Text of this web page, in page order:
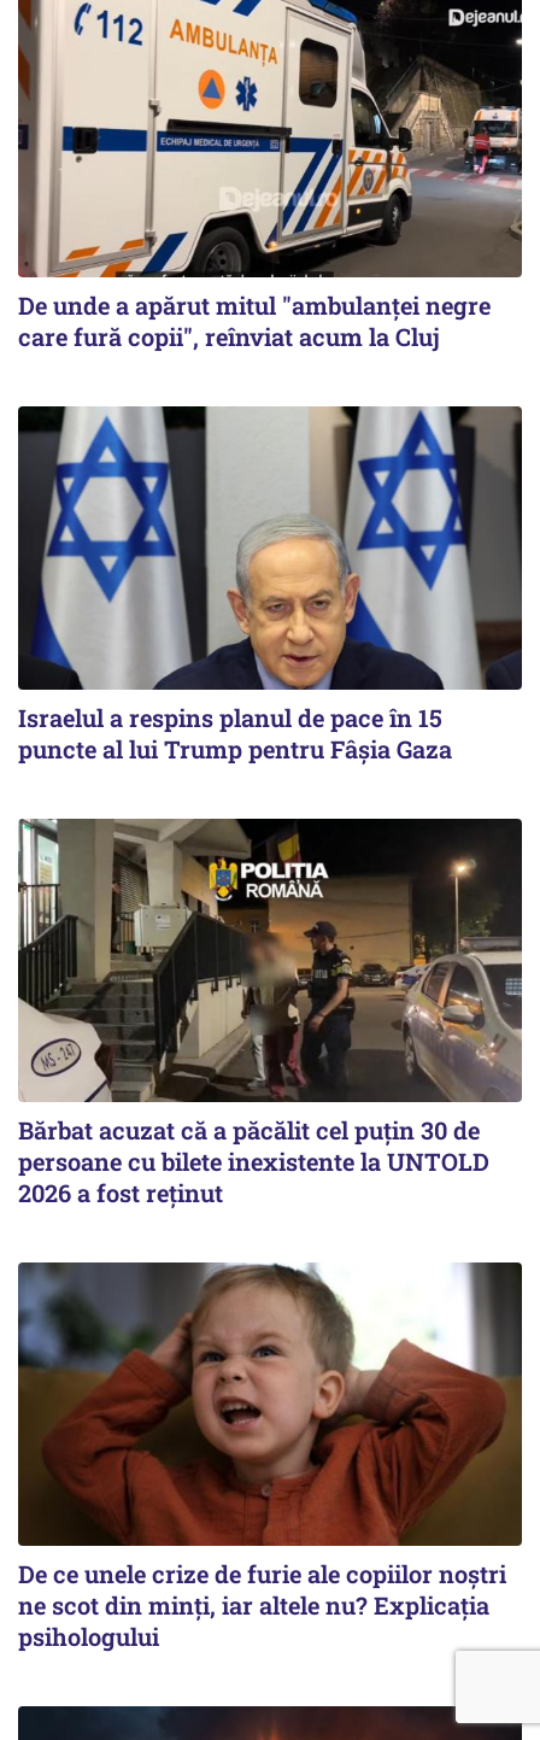
De unde a apărut mitul "ambulanței negre
care fură copii", reînviat acum la Cluj
Israelul a respins planul de pace în 15
puncte al lui Trump pentru Fâșia Gaza
Bărbat acuzat că a păcălit cel puțin 30 de
persoane cu bilete inexistente la UNTOLD
2026 a fost reținut
De ce unele crize de furie ale copiilor noștri
ne scot din minți, iar altele nu? Explicația
psihologului